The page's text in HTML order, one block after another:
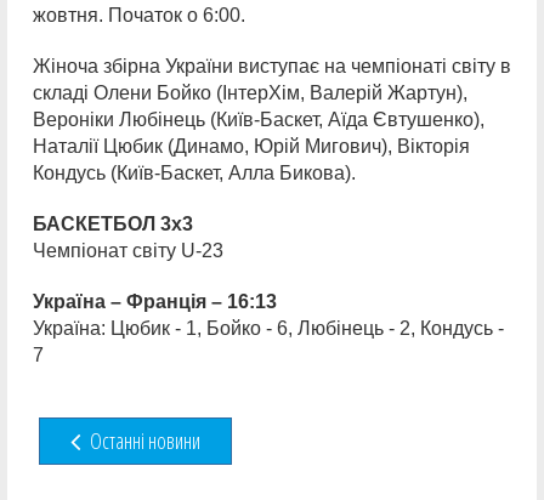
жовтня. Початок о 6:00.
Жіноча збірна України виступає на чемпіонаті світу в
складі Олени Бойко (ІнтерХім, Валерій Жартун),
Вероніки Любінець (Київ-Баскет, Аїда Євтушенко),
Наталії Цюбик (Динамо, Юрій Мигович), Вікторія
Кондусь (Київ-Баскет, Алла Бикова).
БАСКЕТБОЛ 3х3
Чемпіонат світу U-23
Україна – Франція – 16:13
Україна: Цюбик - 1, Бойко - 6, Любінець - 2, Кондусь -
7
Останні новини